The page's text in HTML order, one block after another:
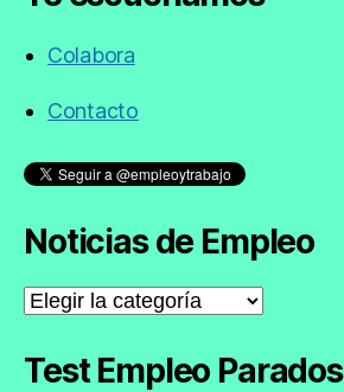
Colabora
Contacto
Noticias de Empleo
Noticias
de
Test Empleo Parados